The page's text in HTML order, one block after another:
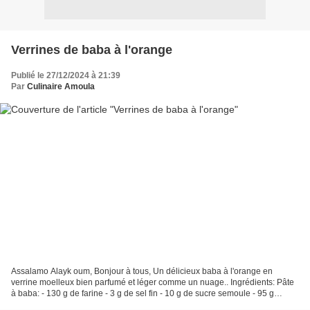
Verrines de baba à l'orange
Publié le 27/12/2024 à 21:39
Par Culinaire Amoula
Assalamo Alayk oum, Bonjour à tous, Un délicieux baba à l'orange en
verrine moelleux bien parfumé et léger comme un nuage.. Ingrédients: Pâte
à baba: - 130 g de farine - 3 g de sel fin - 10 g de sucre semoule - 95 g